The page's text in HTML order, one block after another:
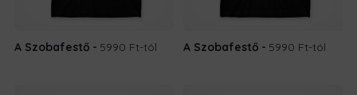
A Szobafestő 5990 Ft-tól A Szobafestő 5990 Ft-tól